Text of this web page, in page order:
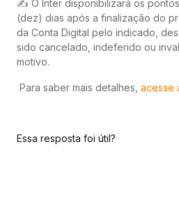
✍️ O Inter disponibilizará os
(dez) dias após a finalização do
da Conta Digital pelo indicado,
sido cancelado, indeferido ou
motivo.
Para saber mais detalhes, acesse
Essa resposta foi útil?